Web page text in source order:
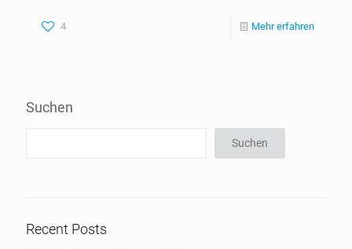
4 Mehr erfahren
Suchen
Suchen
Recent Posts